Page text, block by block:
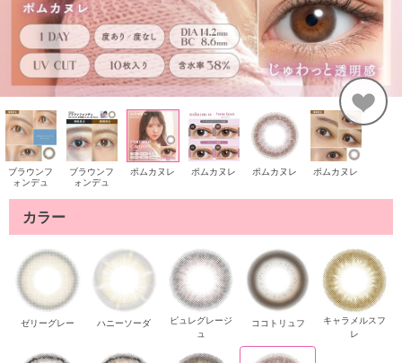
ブラウンフ
ォンデュ
ブラウンフ
ォンデュ
ポムカヌレ ポムカヌレ ポムカヌレ ポムカヌレ
カラー
ゼリーグレー ハニーソーダ
ピュレグレージ
ュ
ココトリュフ
キャラメルスフ
レ